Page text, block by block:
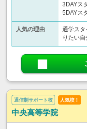
3DAYス
5DAYス
人気の理由
通学スタ
りたい
通信制サポート校 人気校！
中央高等学院